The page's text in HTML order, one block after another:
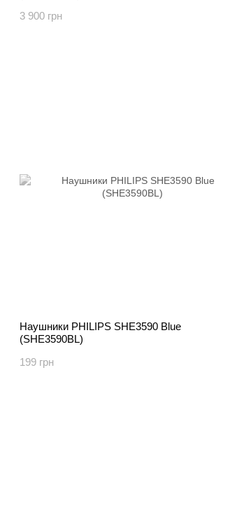
3 900 грн
Наушники PHILIPS SHE3590 Blue
(SHE3590BL)
199 грн